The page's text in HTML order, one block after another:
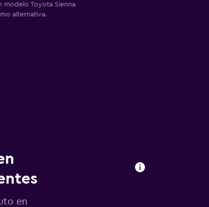
modelo Toyota Sienna
alternativa.
en